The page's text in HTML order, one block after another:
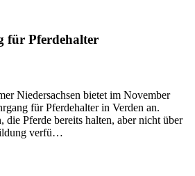
für Pferdehalter
Niedersachsen bietet im November
für Pferdehalter in Verden an.
die Pferde bereits halten, aber nicht über
verfü…